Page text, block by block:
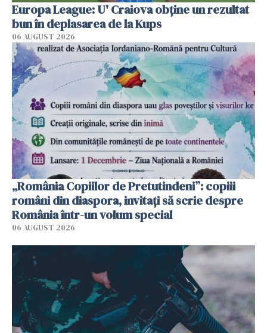
Europa League: U' Craiova obține un rezultat
bun în deplasarea de la Kups
06 AUGUST 2026
„România Copiilor de Pretutindeni”: copiii
români din diaspora, invitați să scrie despre
România într-un volum special
06 AUGUST 2026